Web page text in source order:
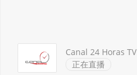
Canal 24 Horas TV
正在直播